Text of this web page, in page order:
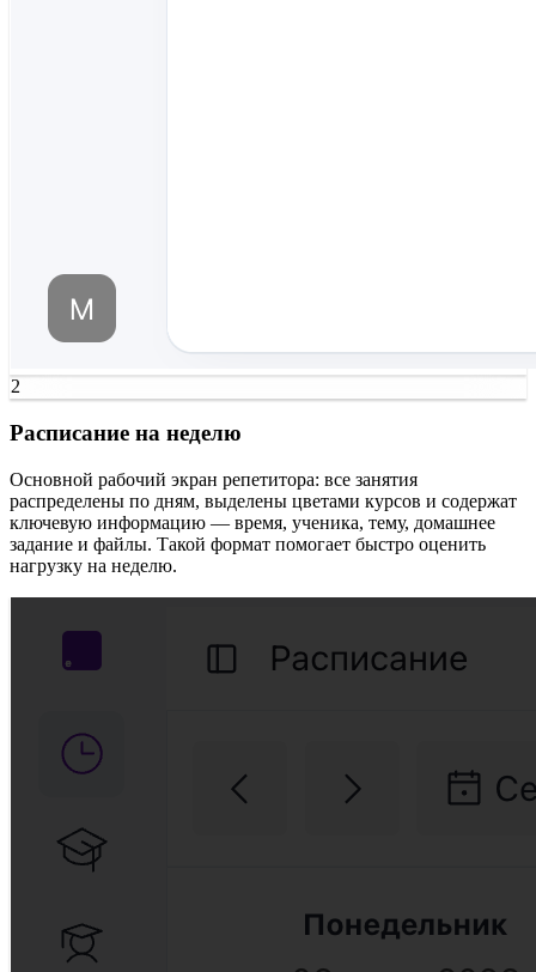
2
Расписание на неделю
Основной рабочий экран репетитора: все занятия
распределены по дням, выделены цветами курсов и содержат
ключевую информацию — время, ученика, тему, домашнее
задание и файлы. Такой формат помогает быстро оценить
нагрузку на неделю.